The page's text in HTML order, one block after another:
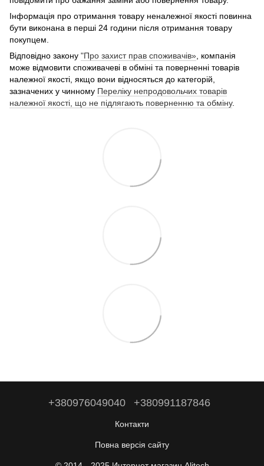
Інформація про отримання товару неналежної якості повинна
бути виконана в перші 24 години після отримання товару
покупцем.
Відповідно закону "Про захист прав споживачів», компанія
може відмовити споживачеві в обміні та поверненні товарів
належної якості, якщо вони відносяться до категорій,
зазначених у чинному Переліку непродовольчих товарів
належної якості, що не підлягають поверненню та обміну.
+380976049040 +380991187846
Контакти
Повна версія сайту